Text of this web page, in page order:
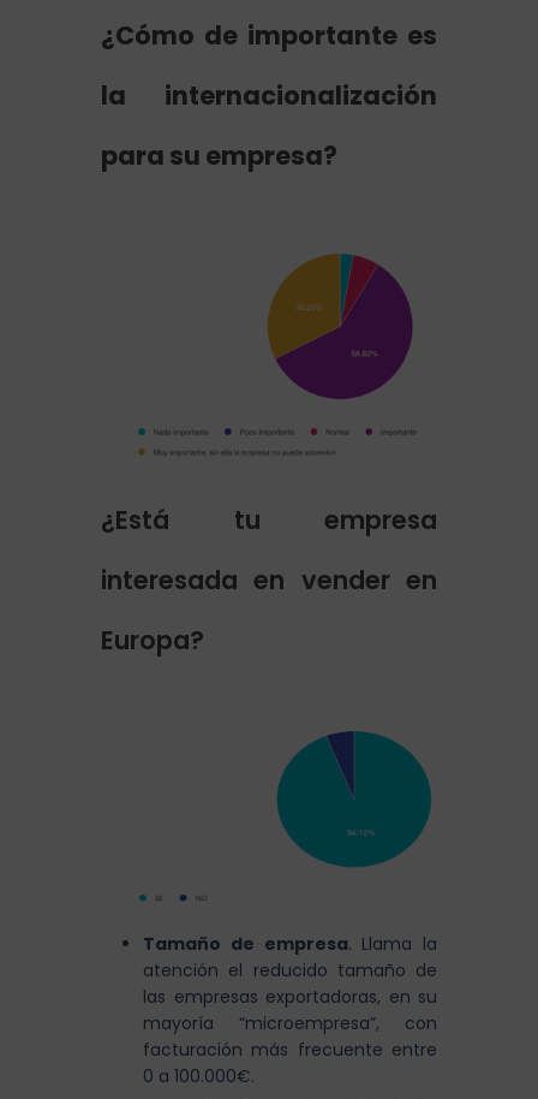
¿Cómo de importante es
la internacionalización
para su empresa?
¿Está tu empresa
interesada en vender en
Europa?
Tamaño de empresa. Llama la
atención el reducido tamaño de
las empresas exportadoras, en su
mayoría “microempresa”, con
facturación más frecuente entre
0 a 100.000€.